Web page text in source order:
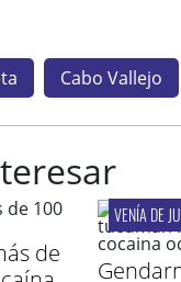
Cabo Vallejo
de
VENÍA DE